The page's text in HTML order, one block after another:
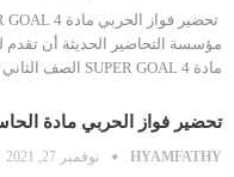
مؤسسة التحاضير الحديثة أن تقدم
مادة SUPER GOAL 4 الصف الثاني المتوسط الفصل الدراسي الثاني بالاضافة…
تحضير فواز الحربي مادة
HYAMFATHY نوفمبر 27, 2021